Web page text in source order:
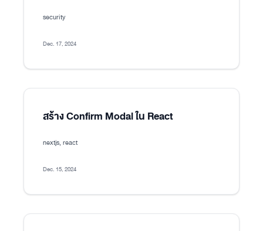
security
Dec. 17, 2024
สร้าง Confirm Modal ใน React
nextjs, react
Dec. 15, 2024